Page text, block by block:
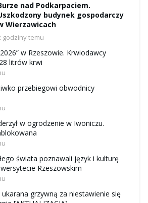
nad Podkarpaciem.
budynek gospodarczy
Wierzawicach
godziny temu
w Rzeszowie. Krwiodawcy
litrów krwi
przebiegowi obwodnicy
w ogrodzenie w Iwoniczu.
świata poznawali język i kulturę
Rzeszowskim
ukarana grzywną za niestawienie się